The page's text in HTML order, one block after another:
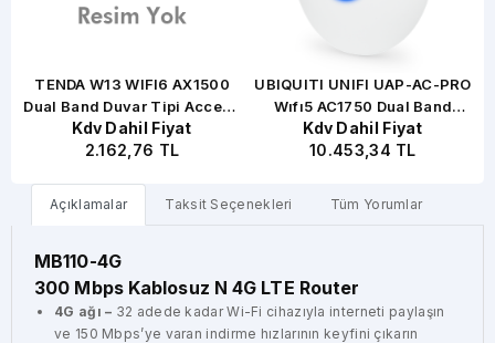
TENDA W13 WIFI6 AX1500
Dual Band Duvar Tipi Access
Point
Kdv Dahil Fiyat
2.162,76 TL
UBIQUITI UNIFI UAP-AC-PRO
Wıfı5 AC1750 Dual Band
Kurumsal Access Point PoE
Kdv Dahil Fiyat
10.453,34 TL
Açıklamalar Taksit Seçenekleri Tüm Yorumlar
MB110-4G
300 Mbps Kablosuz N 4G LTE Router
4G ağı – 32 adede kadar Wi-Fi cihazıyla interneti paylaşın
ve 150 Mbps’ye varan indirme hızlarının keyfini çıkarın